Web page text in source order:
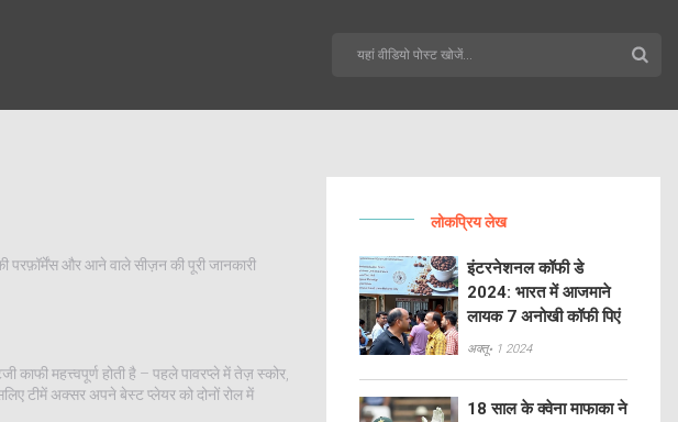
और आने वाले सीज़न की पूरी जानकारी
महत्त्वपूर्ण होती है – पहले पावरप्ले में तेज़ स्कोर,
टीमें अक्सर अपने बेस्ट प्लेयर को दोनों रोल में
लोकप्रिय लेख
इंटरनेशनल कॉफी डे
2024: भारत में आजमाने
लायक 7 अनोखी कॉफी पिएं
अक्तू॰ 1 2024
18 साल के क्वेना माफाका ने